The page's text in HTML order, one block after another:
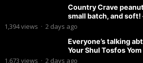
Country Crave
small batch, and soft!
1,394views · 2 days ago
Everyone’s talking
Your Shul Tosfos
Davening” movement
1,673 views · 2 days ago